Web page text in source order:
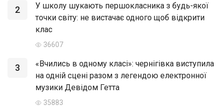
2
У школу шукають першокласника з будь-якої
точки світу: не вистачає одного щоб відкрити
клас
36607
3
«Вчились в одному класі»: чернігівка виступила
на одній сцені разом з легендою електронної
музики Девідом Гетта
35883